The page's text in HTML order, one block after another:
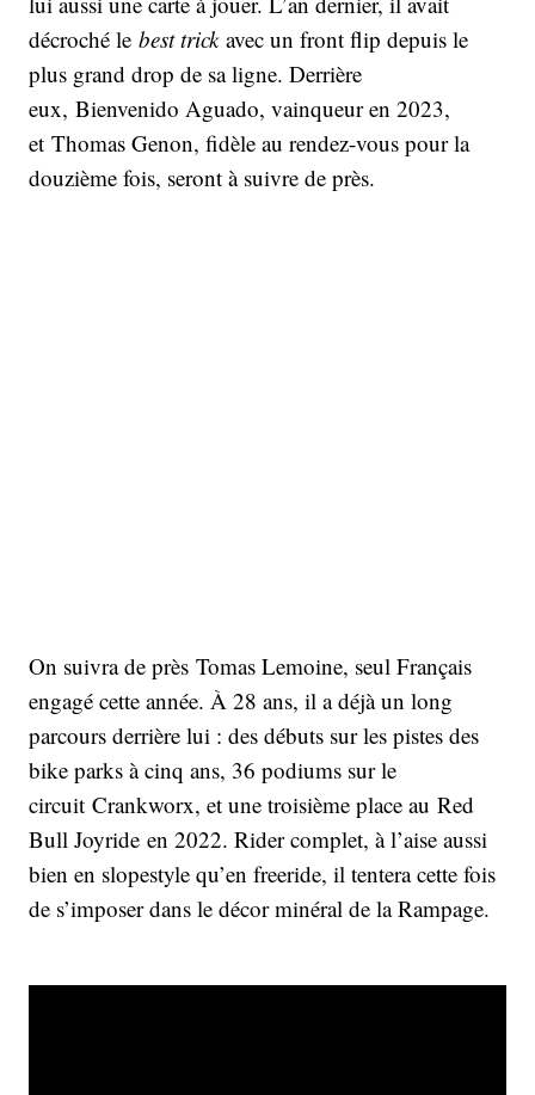
décroché le best trickavec un front flip depuis le
plus grand drop de sa ligne. Derrière
eux, Bienvenido Aguado, vainqueur en 2023,
et Thomas Genon, fidèle au rendez-vous pour la
douzième fois, seront à suivre de près.
On suivra de près Tomas Lemoine, seul Français
engagé cette année. À 28 ans, il a déjà un long
parcours derrière lui : des débuts sur les pistes des
bike parks à cinq ans, 36 podiums sur le
circuit Crankworx, et une troisième place au Red
Bull Joyride en 2022. Rider complet, à l’aise aussi
bien en slopestyle qu’en freeride, il tentera cette fois
de s’imposer dans le décor minéral de la Rampage.